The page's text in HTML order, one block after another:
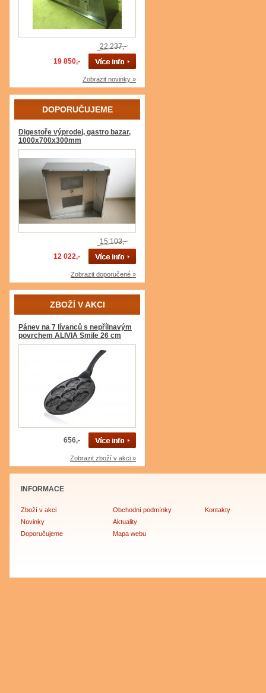
22 237,-
19 850,-
Zobrazit novinky »
DOPORUČUJEME
Digestoře výprodej, gastro bazar,
1000x700x300mm
15 103,-
12 022,-
Zobrazit doporučené »
ZBOŽÍ V AKCI
Pánev na 7 lívanců s nepřílnavým
povrchem ALIVIA Smile 26 cm
656,-
Zobrazit zboží v akci »
INFORMACE
Zboží v akci
Novinky
Doporučujeme
Obchodní podmínky
Aktuality
Mapa webu
Kontakty